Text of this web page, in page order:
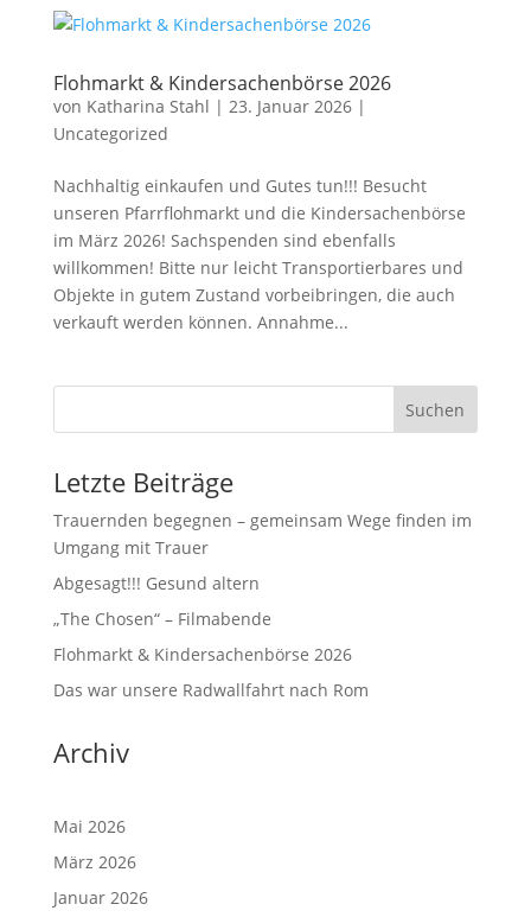
Flohmarkt & Kindersachenbörse 2026
von Katharina Stahl | 23. Januar 2026|
Uncategorized
Nachhaltig einkaufen und Gutes tun!!! Besucht
unseren Pfarrflohmarkt und die Kindersachenbörse
im März 2026! Sachspenden sind ebenfalls
willkommen! Bitte nur leicht Transportierbares und
Objekte in gutem Zustand vorbeibringen, die auch
verkauft werden können. Annahme...
Suchen
Letzte Beiträge
Trauernden begegnen – gemeinsam Wege finden im
Umgang mit Trauer
Abgesagt!!! Gesund altern
„The Chosen“ – Filmabende
Flohmarkt & Kindersachenbörse 2026
Das war unsere Radwallfahrt nach Rom
Archiv
Mai 2026
März 2026
Januar 2026